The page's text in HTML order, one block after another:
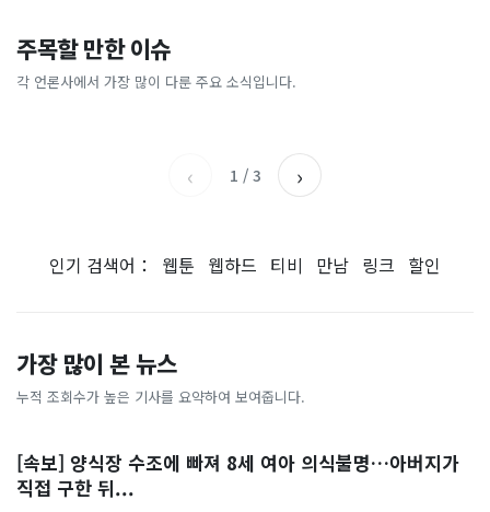
주목할 만한 이슈
각 언론사에서 가장 많이 다룬 주요 소식입니다.
홈플러스, 2000억원으로 '시
간'을 샀다
비즈워치
왜?매일경제
[날씨] 오늘 밤 또 내린다...내
륙 중심 최대 150mm
졌다...국산 53개 중소기업이
‹ 1 / 3 ›
인기 검색어： 웹툰 웹하드 티비 만남 링크 할인
가장 많이 본 뉴스
누적 조회수가 높은 기사를 요약하여 보여줍니다.
[속보] 양식장 수조에 빠져 8세 여아 의식불명…아버지가
직접 구한 뒤...